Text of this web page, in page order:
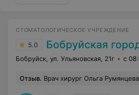
СТОМАТОЛОГИЧЕСКОЕ УЧРЕЖДЕНИЕ
5.0 Бобруйская городская
Бобруйск, ул. Ульяновская, 21г с
Отзыв. Врач хирург Ольга Румянцева замечательный специалист,